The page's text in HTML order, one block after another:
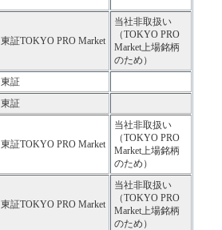
東証TOKYO PRO Market
当社非取扱い
（TOKYO PRO
Market上場銘柄
のため）
東証
東証
東証TOKYO PRO Market
当社非取扱い
（TOKYO PRO
Market上場銘柄
のため）
東証TOKYO PRO Market
当社非取扱い
（TOKYO PRO
Market上場銘柄
のため）